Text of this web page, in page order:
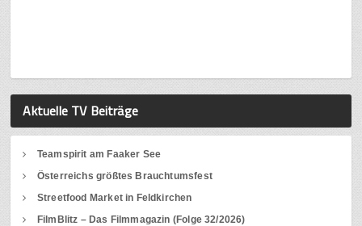
Aktuelle TV Beiträge
Teamspirit am Faaker See
Österreichs größtes Brauchtumsfest
Streetfood Market in Feldkirchen
FilmBlitz – Das Filmmagazin (Folge 32/2026)